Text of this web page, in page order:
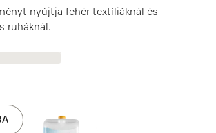
nyújtja fehér textíliáknál és
ruháknál.